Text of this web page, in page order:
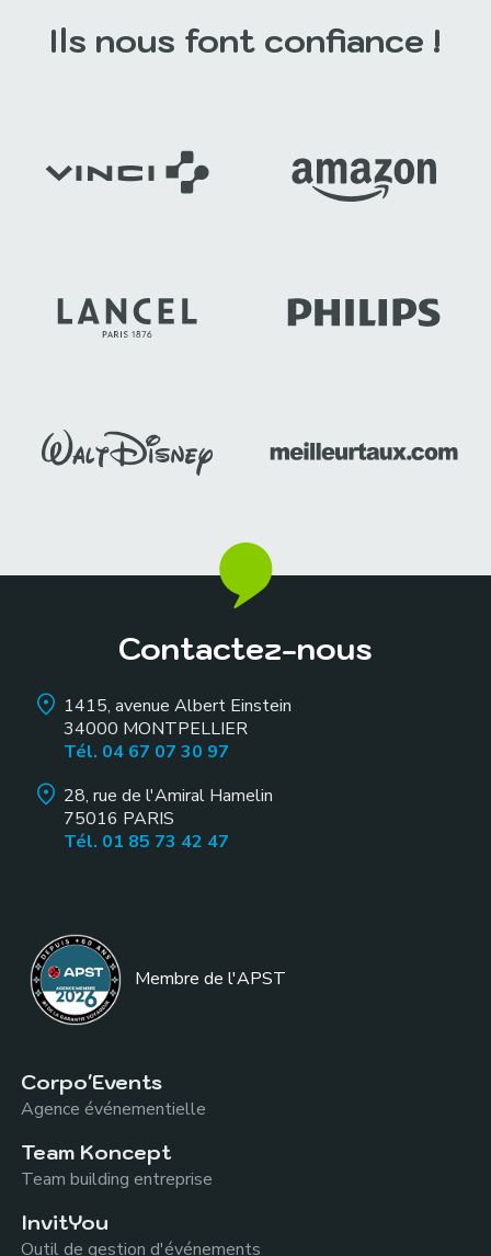
Ils nous font confiance !
Contactez-nous
1415, avenue Albert Einstein
34000 MONTPELLIER
Tél. 04 67 07 30 97
28, rue de l'Amiral Hamelin
75016 PARIS
Tél. 01 85 73 42 47
Membre de l'APST
Corpo'Events
Agence événementielle
Team Koncept
Team building entreprise
InvitYou
Outil de gestion d'événements